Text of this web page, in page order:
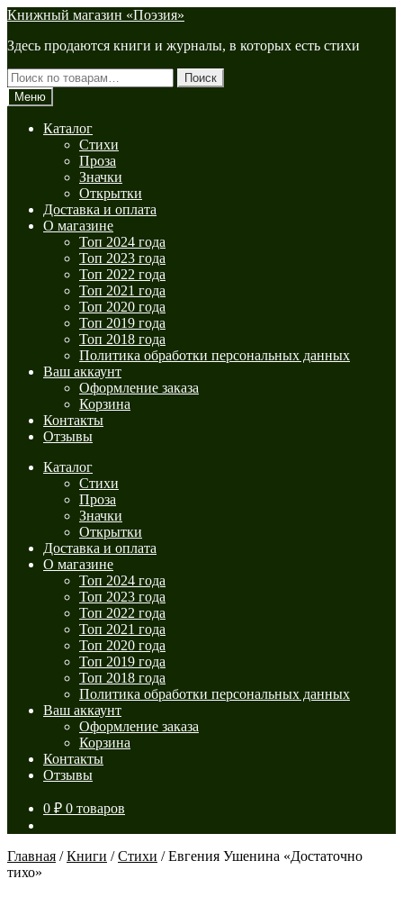
Перейти
навигации
Перейти
содержимому
Книжный магазин «Поэзия»
Здесь продаются книги и журналы, в которых есть стихи
Искать:
Поиск
Меню
Каталог
Стихи
Проза
Значки
Открытки
Доставка и оплата
О магазине
Топ 2024 года
Топ 2023 года
Топ 2022 года
Топ 2021 года
Топ 2020 года
Топ 2019 года
Топ 2018 года
Политика обработки персональных данных
Ваш аккаунт
Оформление заказа
Корзина
Контакты
Отзывы
Каталог
Стихи
Проза
Значки
Открытки
Доставка и оплата
О магазине
Топ 2024 года
Топ 2023 года
Топ 2022 года
Топ 2021 года
Топ 2020 года
Топ 2019 года
Топ 2018 года
Политика обработки персональных данных
Ваш аккаунт
Оформление заказа
Корзина
Контакты
Отзывы
0 ₽ 0 товаров
Главная /Книги /Стихи /Евгения Ушенина «Достаточно
тихо»